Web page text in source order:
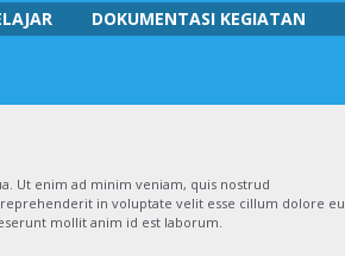
DOKUMENTASI KEGIATAN
Ut enim ad minim veniam, quis nostrud
in voluptate velit esse cillum dolore eu
mollit anim id est laborum.